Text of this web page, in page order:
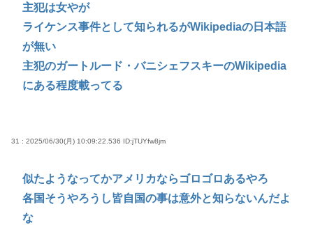
主犯は女やが
ライケンス事件として知られるがWikipediaの日本語
が無い
主犯のガートルード・バニシェフスキーのWikipedia
にある程度載ってる
31 : 2025/06/30(月) 10:09:22.536 ID:jTUYfw8jm
似たようなってかアメリカならゴロゴロあるやろ
各国そうやろうし皆自国の事は意外と知らないんだよ
な